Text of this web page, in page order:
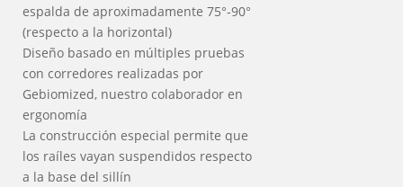
espalda de aproximadamente 75°-90°
(respecto a la horizontal)
Diseño basado en múltiples pruebas
con corredores realizadas por
Gebiomized, nuestro colaborador en
ergonomía
La construcción especial permite que
los raíles vayan suspendidos respecto
a la base del sillín